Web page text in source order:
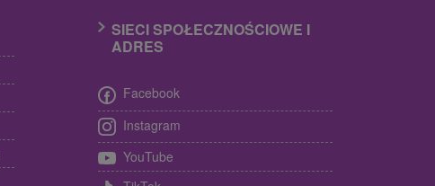
SIECI SPOŁECZNOŚCIOWE I
ADRES
Facebook
Instagram
YouTube